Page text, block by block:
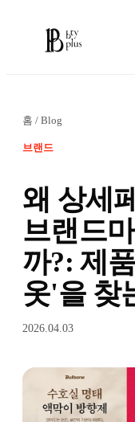
홈 / Blog
브랜드
왜 상세
브랜드
까?: 제
옷'을 찾
2026.04.03